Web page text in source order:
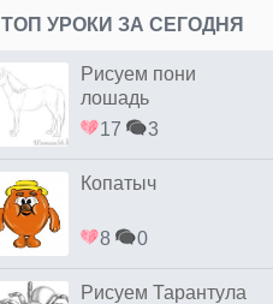
ТОП УРОКИ ЗА СЕГОДНЯ
Рисуем пони
лошадь
17
3
Копатыч
8 0
Рисуем Тарантула